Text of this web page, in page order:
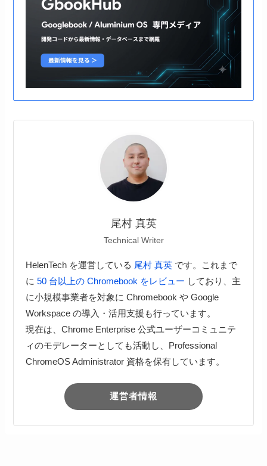
尾村 真英
Technical Writer
HelenTech を運営している 尾村 真英です。これまで
に 50 台以上の Chromebook をレビュー しており、主
に小規模事業者を対象に Chromebook や Google
Workspace の導入・活用支援も行っています。
現在は、Chrome Enterprise 公式ユーザーコミュニテ
ィのモデレーターとしても活動し、Professional
ChromeOS Administrator 資格を保有しています。
運営者情報